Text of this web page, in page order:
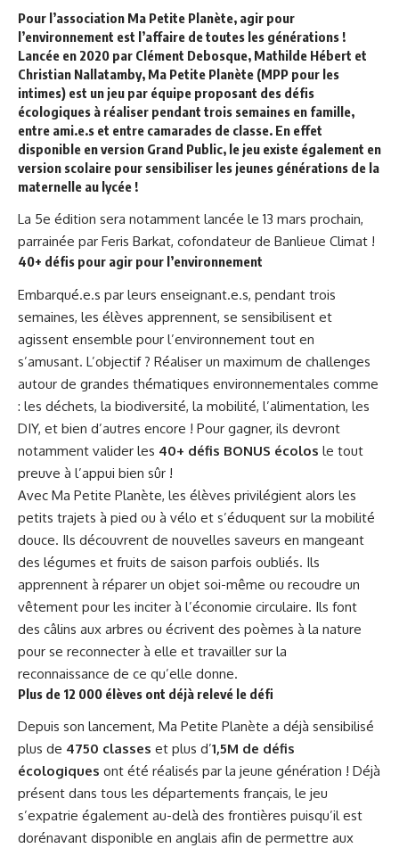
Pour l’association Ma Petite Planète, agir pour
l’environnement est l’affaire de toutes les générations !
Lancée en 2020 par Clément Debosque, Mathilde Hébert et
Christian Nallatamby, Ma Petite Planète (MPP pour les
intimes) est un jeu par équipe proposant des défis
écologiques à réaliser pendant trois semaines en famille,
entre ami.e.s et entre camarades de classe. En effet
disponible en version Grand Public, le jeu existe également en
version scolaire pour sensibiliser les jeunes générations de la
maternelle au lycée !
La 5e édition sera notamment lancée le 13 mars prochain,
parrainée par Feris Barkat, cofondateur de Banlieue Climat !
40+ défis pour agir pour l’environnement
Embarqué.e.s par leurs enseignant.e.s, pendant trois
semaines, les élèves apprennent, se sensibilisent et
agissent ensemble pour l’environnement tout en
s’amusant. L’objectif ? Réaliser un maximum de challenges
autour de grandes thématiques environnementales comme
: les déchets, la biodiversité, la mobilité, l’alimentation, les
DIY, et bien d’autres encore ! Pour gagner, ils devront
notamment valider les 40+ défis BONUS écolos le tout
preuve à l’appui bien sûr !
Avec Ma Petite Planète, les élèves privilégient alors les
petits trajets à pied ou à vélo et s’éduquent sur la mobilité
douce. Ils découvrent de nouvelles saveurs en mangeant
des légumes et fruits de saison parfois oubliés. Ils
apprennent à réparer un objet soi-même ou recoudre un
vêtement pour les inciter à l’économie circulaire. Ils font
des câlins aux arbres ou écrivent des poèmes à la nature
pour se reconnecter à elle et travailler sur la
reconnaissance de ce qu’elle donne.
Plus de 12 000 élèves ont déjà relevé le défi
Depuis son lancement, Ma Petite Planète a déjà sensibilisé
plus de 4750 classes et plus d’1,5M de défis
écologiques ont été réalisés par la jeune génération ! Déjà
présent dans tous les départements français, le jeu
s’expatrie également au-delà des frontières puisqu’il est
dorénavant disponible en anglais afin de permettre aux